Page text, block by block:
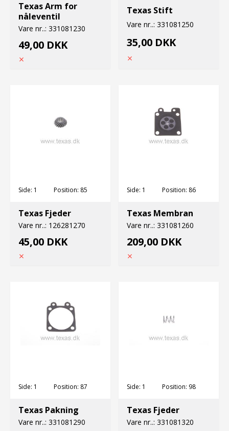
Texas Arm for
nåleventil
Vare nr..: 331081230
49,00 DKK
Texas Stift
Vare nr..: 331081250
35,00 DKK
Side: 1 Position: 85
Texas Fjeder
Vare nr..: 126281270
45,00 DKK
Side: 1 Position: 86
Texas Membran
Vare nr..: 331081260
209,00 DKK
Side: 1 Position: 87
Texas Pakning
Vare nr..: 331081290
Side: 1 Position: 98
Texas Fjeder
Vare nr..: 331081320